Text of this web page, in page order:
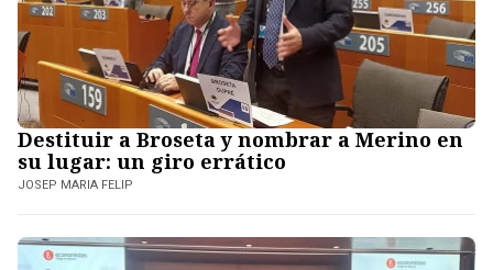
Destituir a Broseta y nombrar a Merino en
su lugar: un giro errático
JOSEP MARIA FELIP